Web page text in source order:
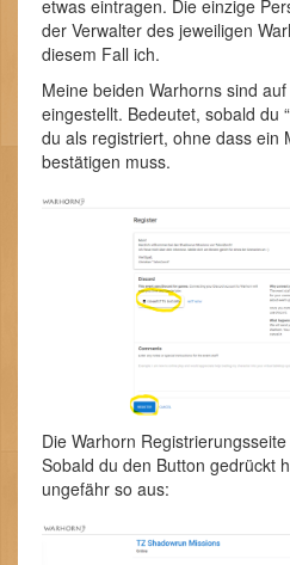
etwas eintragen. Die einzige
der Verwalter des jeweiligen
diesem Fall ich.
Meine beiden Warhorns sind
eingestellt. Bedeutet, sobald du
du als registriert, ohne dass ein
bestätigen muss.
Die Warhorn Registrierungsseite
Sobald du den Button gedrückt
ungefähr so aus: